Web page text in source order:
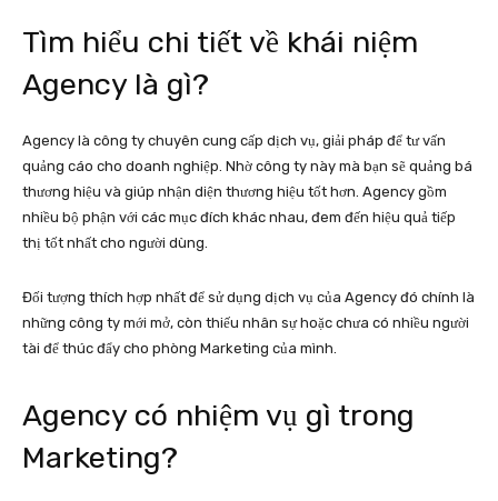
Tìm hiểu chi tiết về khái niệm
Agency là gì?
Agency là công ty chuyên cung cấp dịch vụ, giải pháp để tư vấn
quảng cáo cho doanh nghiệp. Nhờ công ty này mà bạn sẽ quảng bá
thương hiệu và giúp nhận diện thương hiệu tốt hơn. Agency gồm
nhiều bộ phận với các mục đích khác nhau, đem đến hiệu quả tiếp
thị tốt nhất cho người dùng.
Đối tượng thích hợp nhất để sử dụng dịch vụ của Agency đó chính là
những công ty mới mở, còn thiếu nhân sự hoặc chưa có nhiều người
tài để thúc đẩy cho phòng Marketing của mình.
Agency có nhiệm vụ gì trong
Marketing?